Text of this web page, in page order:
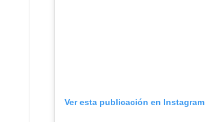
Ver esta publicación en Instagram